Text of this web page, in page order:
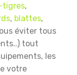
tigres,
, blattes,
éviter tous
tout
les
votre